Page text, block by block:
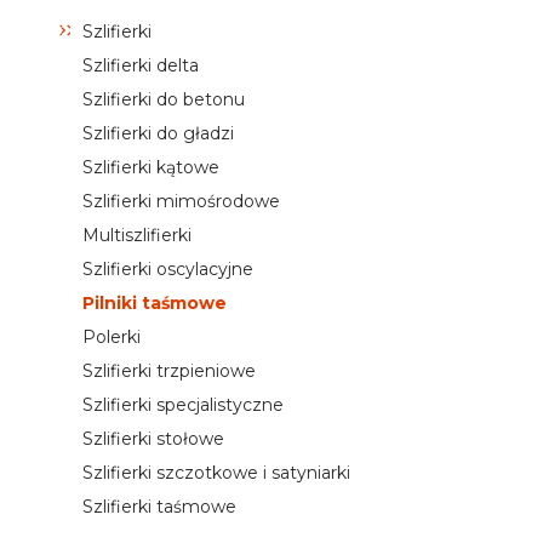
Szlifierki
Szlifierki delta
Szlifierki do betonu
Szlifierki do gładzi
Szlifierki kątowe
Szlifierki mimośrodowe
Multiszlifierki
Szlifierki oscylacyjne
Pilniki taśmowe
Polerki
Szlifierki trzpieniowe
Szlifierki specjalistyczne
Szlifierki stołowe
Szlifierki szczotkowe i satyniarki
Szlifierki taśmowe